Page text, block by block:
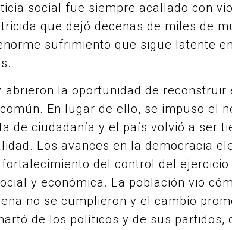
social fue siempre acallado con
que dejó decenas de miles de
sufrimiento que sigue latente
abrieron la oportunidad de reconstruir
En lugar de ello, se impuso el
de ciudadanía y el país volvió a ser
Los avances en la democracia
del control del
y económica. La población vio
no se cumplieron y el cambio
de los políticos y de sus partidos,